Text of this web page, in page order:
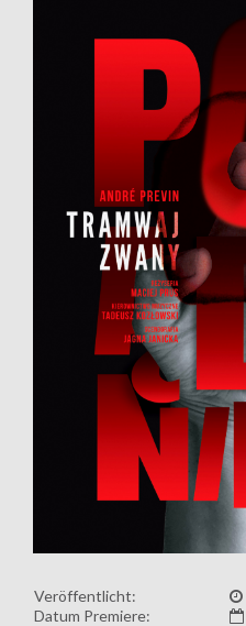
Veröffentlicht:
Datum Premiere: